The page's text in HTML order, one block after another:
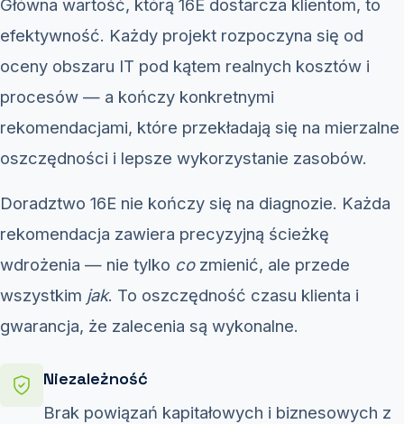
Główna wartość, którą 16E dostarcza klientom, to
efektywność. Każdy projekt rozpoczyna się od
oceny obszaru IT pod kątem realnych kosztów i
procesów — a kończy konkretnymi
rekomendacjami, które przekładają się na mierzalne
oszczędności i lepsze wykorzystanie zasobów.
Doradztwo 16E nie kończy się na diagnozie. Każda
rekomendacja zawiera precyzyjną ścieżkę
wdrożenia — nie tylko cozmienić, ale przede
wszystkim jak. To oszczędność czasu klienta i
gwarancja, że zalecenia są wykonalne.
Niezależność
Brak powiązań kapitałowych i biznesowych z